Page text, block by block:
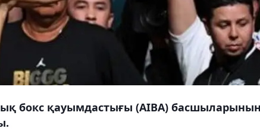
бокс қауымдастығы (AIBA)